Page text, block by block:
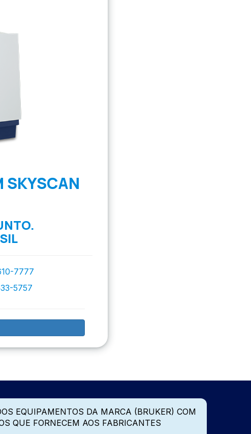
SKYSCAN
7777
5757
EQUIPAMENTOS DA MARCA (BRUKER) COM
QUE FORNECEM AOS FABRICANTES